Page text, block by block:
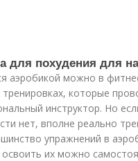
для похудения для
аэробикой можно в
тренировках, которые
инструктор. Но
нет, вполне реально
упражнений в
освоить их можно